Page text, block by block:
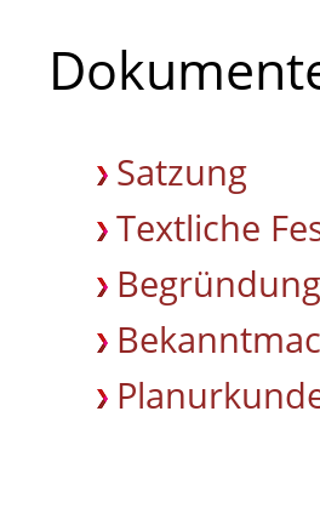
Satzung
Textliche
Begründung